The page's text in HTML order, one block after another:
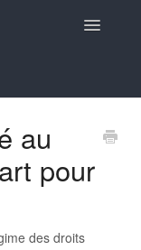
Toggle
au
pour
des droits